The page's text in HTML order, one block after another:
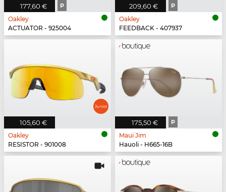
177,60 € P
Oakley
ACTUATOR - 925004
209,60 € P
Oakley
FEEDBACK - 407937
105,60 €
Oakley
RESISTOR - 901008
175,50 € P
Maui Jim
Hauoli - H665-16B